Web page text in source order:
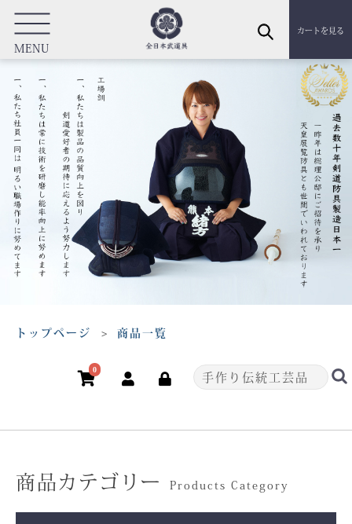
MENU
カートを見る
トップページ 商品一覧
0
商品カテゴリー Products Category